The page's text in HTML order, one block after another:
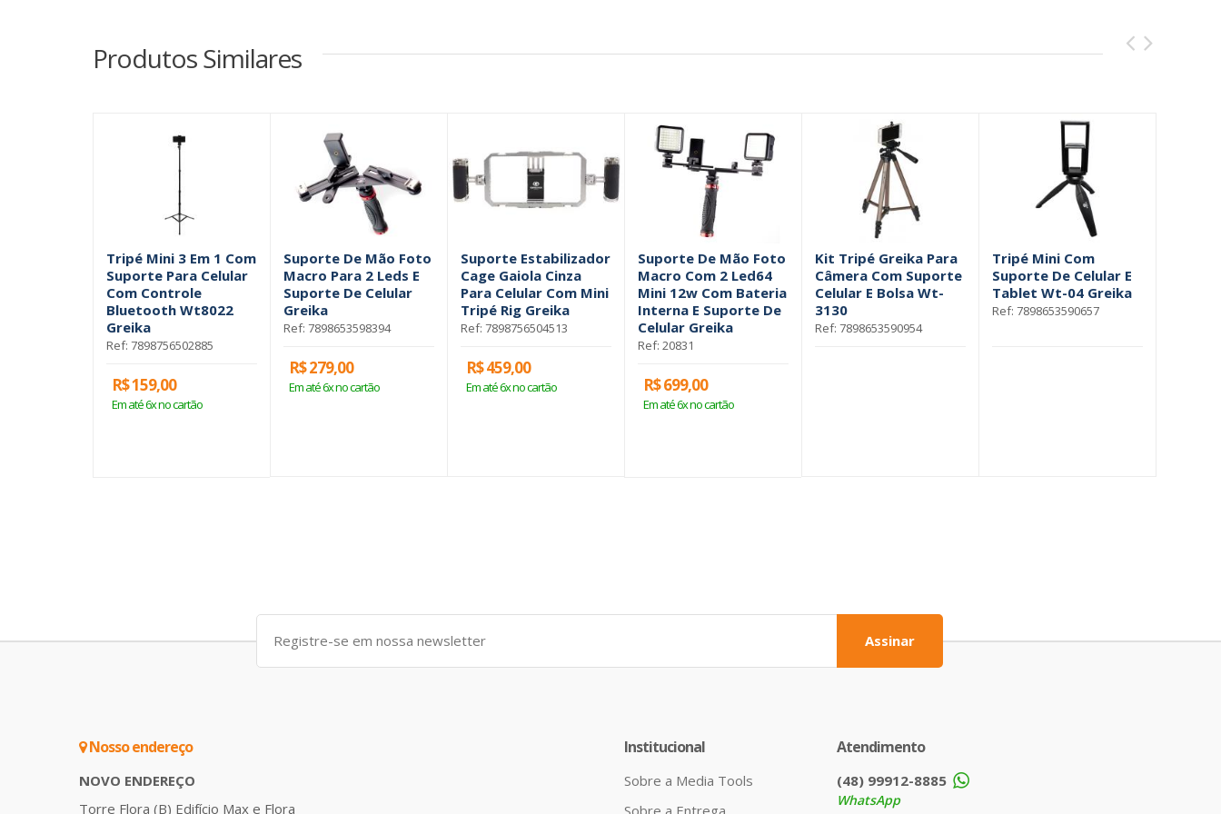
Produtos Similares
Tripé Mini 3 Em 1 Com
Suporte Para Celular
Com Controle
Bluetooth Wt8022
Greika
Ref: 7898756502885
R$ 159,00
Em até 6x no cartão
Suporte De Mão Foto
Macro Para 2 Leds E
Suporte De Celular
Greika
Ref: 7898653598394
R$ 279,00
Em até 6x no cartão
Suporte Estabilizador
Cage Gaiola Cinza
Para Celular Com Mini
Tripé Rig Greika
Ref: 7898756504513
R$ 459,00
Em até 6x no cartão
Suporte De Mão Foto
Macro Com 2 Led64
Mini 12w Com Bateria
Interna E Suporte De
Celular Greika
Ref: 20831
R$ 699,00
Em até 6x no cartão
Kit Tripé Greika Para
Câmera Com Suporte
Celular E Bolsa Wt-
3130
Ref: 7898653590954
Tripé Mini Com
Suporte De Celular E
Tablet Wt-04 Greika
Ref: 7898653590657
Assinar
Nosso endereço
NOVO ENDEREÇO
Torre Flora (B) Edifício Max e Flora
Institucional
Sobre a Media Tools
Sobre a Entrega
Atendimento
(48) 99912-8885
WhatsApp